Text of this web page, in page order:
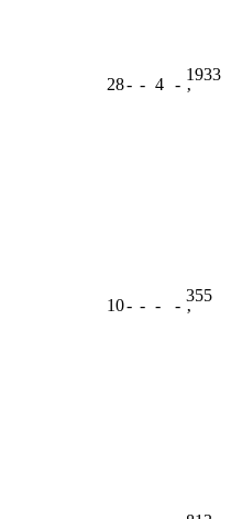
28- - 4 -
1933
ʼ
10- - - -
355
ʼ